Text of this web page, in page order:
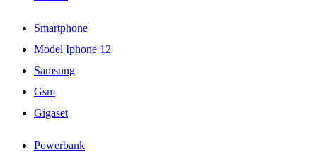
Smartphone
Model Iphone 12
Samsung
Gsm
Gigaset
Powerbank